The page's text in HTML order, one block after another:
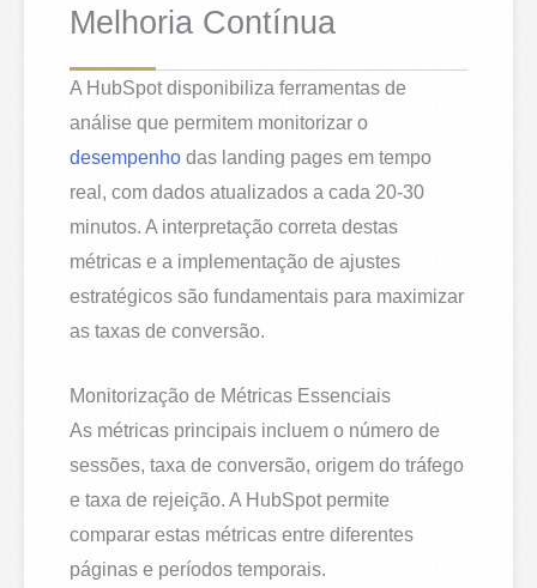
Melhoria Contínua
A HubSpot disponibiliza ferramentas de
análise que permitem monitorizar o
desempenho das landing pages em tempo
real, com dados atualizados a cada 20-30
minutos. A interpretação correta destas
métricas e a implementação de ajustes
estratégicos são fundamentais para maximizar
as taxas de conversão.
Monitorização de Métricas Essenciais
As métricas principais incluem o número de
sessões, taxa de conversão, origem do tráfego
e taxa de rejeição. A HubSpot permite
comparar estas métricas entre diferentes
páginas e períodos temporais.